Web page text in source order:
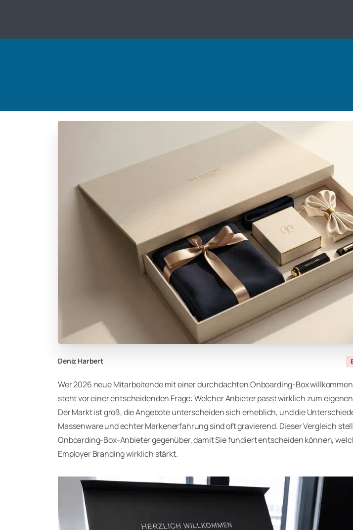
Deniz Harbert
Wer 2026 neue Mitarbeitende mit einer durchdachten Onboarding-Box
steht vor einer entscheidenden Frage: Welcher Anbieter passt wirklich zum
Der Markt ist groß, die Angebote unterscheiden sich erheblich, und die
Massenware und echter Markenerfahrung sind oft gravierend. Dieser Vergleich
Onboarding-Box-Anbieter gegenüber, damit Sie fundiert entscheiden können,
Employer Branding wirklich stärkt.